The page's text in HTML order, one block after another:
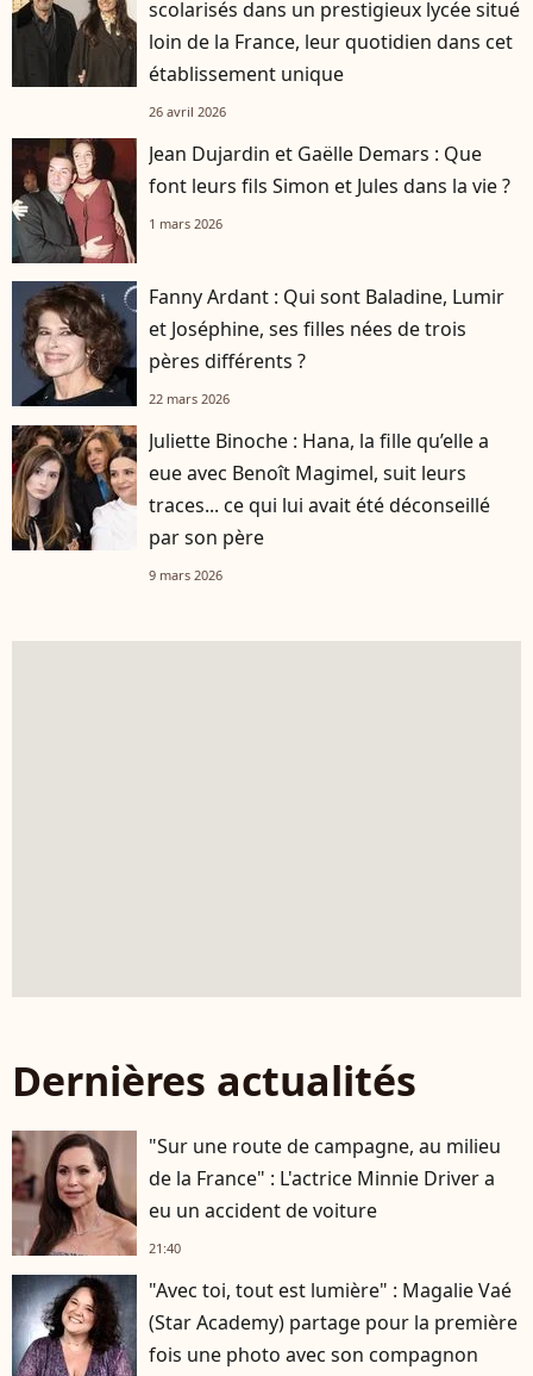
scolarisés dans un prestigieux lycée situé
loin de la France, leur quotidien dans cet
établissement unique
26 avril 2026
Jean Dujardin et Gaëlle Demars : Que
font leurs fils Simon et Jules dans la vie ?
1 mars 2026
Fanny Ardant : Qui sont Baladine, Lumir
et Joséphine, ses filles nées de trois
pères différents ?
22 mars 2026
Juliette Binoche : Hana, la fille qu’elle a
eue avec Benoît Magimel, suit leurs
traces... ce qui lui avait été déconseillé
par son père
9 mars 2026
Dernières actualités
"Sur une route de campagne, au milieu
de la France" : L'actrice Minnie Driver a
eu un accident de voiture
21:40
"Avec toi, tout est lumière" : Magalie Vaé
(Star Academy) partage pour la première
fois une photo avec son compagnon